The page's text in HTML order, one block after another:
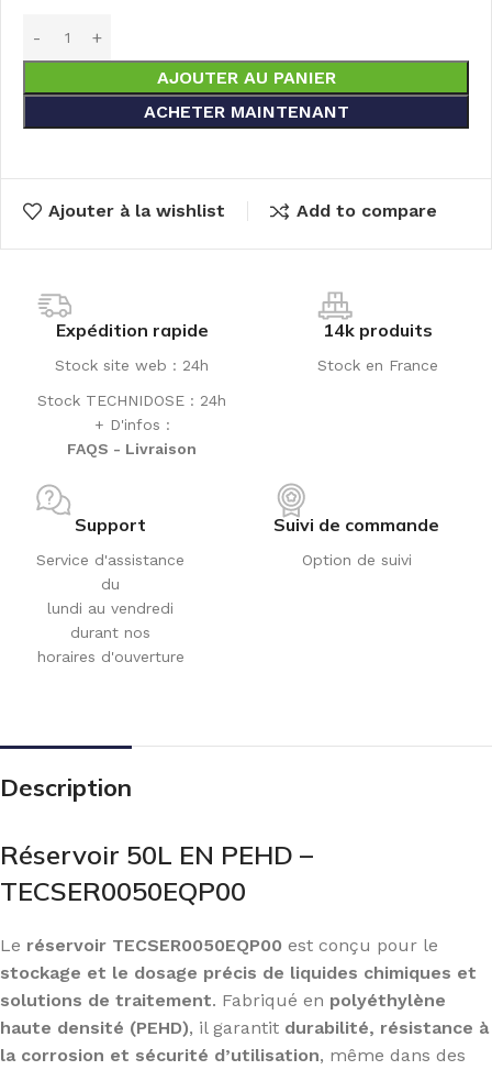
AJOUTER AU PANIER
ACHETER MAINTENANT
Ajouter à la wishlist Add to compare
Expédition rapide
Stock site web : 24h
Stock TECHNIDOSE : 24h
+ D'infos :
FAQS - Livraison
14k produits
Stock en France
Support
Service d'assistance
du
lundi au vendredi
durant nos
horaires d'ouverture
Suivi de commande
Option de suivi
Description
Réservoir 50L EN PEHD –
TECSER0050EQP00
Le réservoir TECSER0050EQP00 est conçu pour le
stockage et le dosage précis de liquides chimiques et
solutions de traitement. Fabriqué en polyéthylène
haute densité (PEHD), il garantit durabilité, résistance à
la corrosion et sécurité d’utilisation, même dans des